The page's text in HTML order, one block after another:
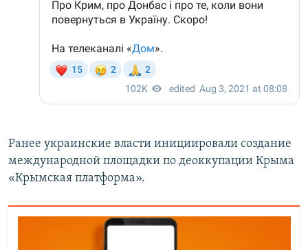
Ранее украинские власти инициировали создание
международной площадки по деоккупации Крыма
«Крымская платформа».